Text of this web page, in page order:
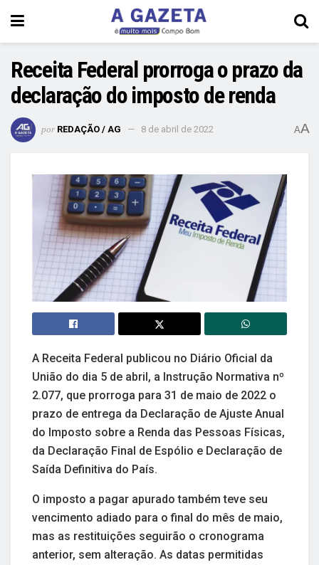
Receita Federal prorroga o prazo da
declaração do imposto de renda
por REDAÇÃO / AG 8 de abril de 2022 AA
A Receita Federal publicou no Diário Oficial da
União do dia 5 de abril, a Instrução Normativa nº
2.077, que prorroga para 31 de maio de 2022 o
prazo de entrega da Declaração de Ajuste Anual
do Imposto sobre a Renda das Pessoas Físicas,
da Declaração Final de Espólio e Declaração de
Saída Definitiva do País.
O imposto a pagar apurado também teve seu
vencimento adiado para o final do mês de maio,
mas as restituições seguirão o cronograma
anterior, sem alteração. As datas permitidas